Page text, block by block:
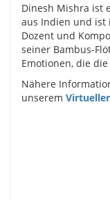
Dinesh Mishra ist
aus Indien und ist
Dozent und
seiner Bambus-
Emotionen, die
Nähere
unserem